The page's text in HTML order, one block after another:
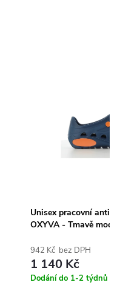
Unisex pracovní
OXYVA - Tmavě
942 Kč bez DPH
1 140 Kč
Dodání do 1-2 týdnů